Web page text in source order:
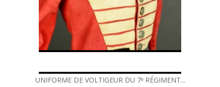
UNIFORME DE VOLTIGEUR DU 7ᵉ RÉGIMENT...